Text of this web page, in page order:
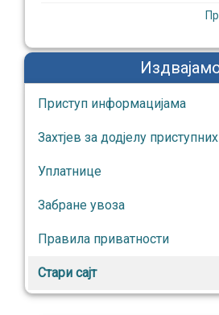
Приступ информaцијaмa
Захтјев за додјелу
Уплатнице
Забране увоза
Правила приватности
Стари сајт